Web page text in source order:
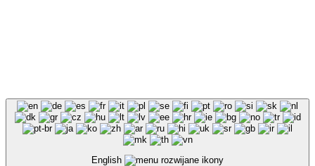
English